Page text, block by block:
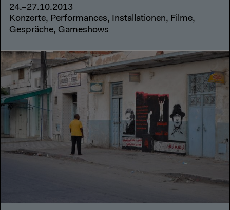
24.–27.10.2013
Konzerte, Performances, Installationen, Filme,
Gespräche, Gameshows